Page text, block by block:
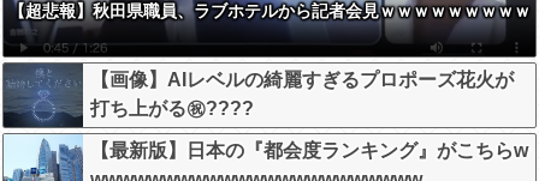
【超悲報】秋田県職員、ラブホテルから記者会見ｗｗｗｗｗｗｗｗｗ
【画像】AIレベルの綺麗すぎるプロポーズ花火が
打ち上がる㊗????
【最新版】日本の『都会度ランキング』がこちらw